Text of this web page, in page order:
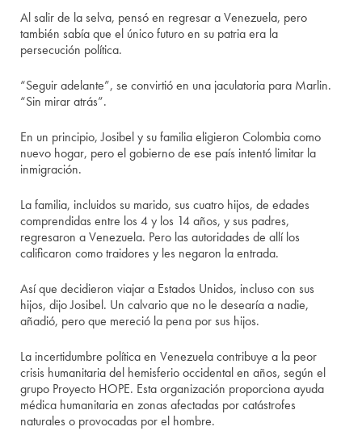
Al salir de la selva, pensó en regresar a Venezuela, pero
también sabía que el único futuro en su patria era la
persecución política.
“Seguir adelante”, se convirtió en una jaculatoria para Marlin.
“Sin mirar atrás”.
En un principio, Josibel y su familia eligieron Colombia como
nuevo hogar, pero el gobierno de ese país intentó limitar la
inmigración.
La familia, incluidos su marido, sus cuatro hijos, de edades
comprendidas entre los 4 y los 14 años, y sus padres,
regresaron a Venezuela. Pero las autoridades de allí los
calificaron como traidores y les negaron la entrada.
Así que decidieron viajar a Estados Unidos, incluso con sus
hijos, dijo Josibel. Un calvario que no le desearía a nadie,
añadió, pero que mereció la pena por sus hijos.
La incertidumbre política en Venezuela contribuye a la peor
crisis humanitaria del hemisferio occidental en años, según el
grupo Proyecto HOPE. Esta organización proporciona ayuda
médica humanitaria en zonas afectadas por catástrofes
naturales o provocadas por el hombre.